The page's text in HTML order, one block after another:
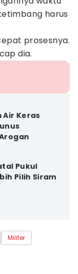
harus
prosesnya.
dia.
Air Keras
Pukul
Pilih Siram
Militer